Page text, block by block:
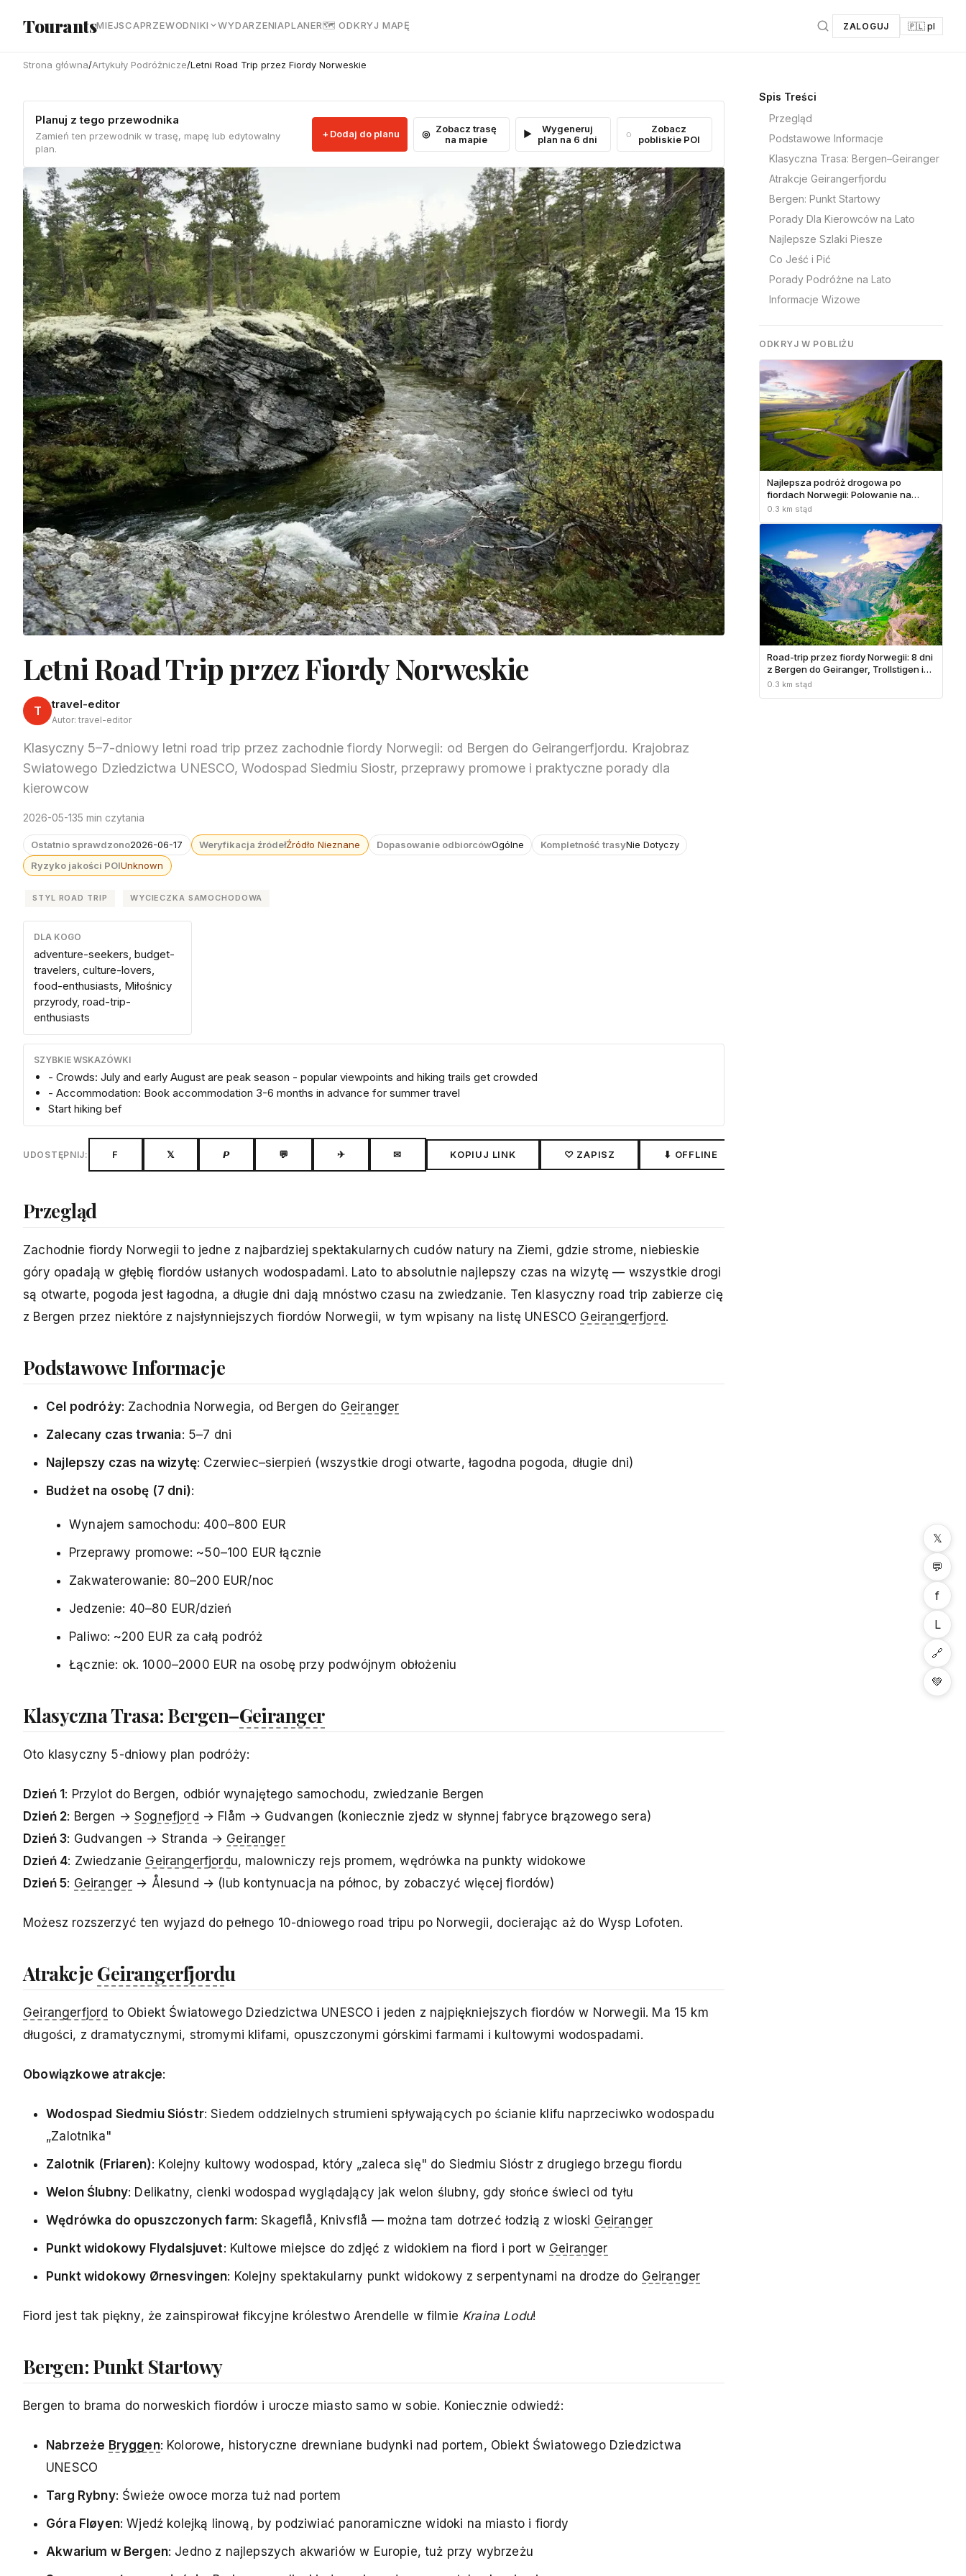
TourantsMIEJSCAPRZEWODNIKI WYDARZENIAPLANER🗺 ODKRYJ MAPĘ ZALOGUJ 🇵🇱 pl
Strona główna/Artykuły Podróżnicze/Letni Road Trip przez Fiordy Norweskie
Planuj z tego przewodnika
Zamień ten przewodnik w trasę, mapę lub edytowalny
plan.
Dodaj do planu
Zobacz trasę
na mapie
Wygeneruj
plan na 6 dni
Zobacz
pobliskie POI
Letni Road Trip przez Fiordy Norweskie
T travel-editor
Autor: travel-editor
Klasyczny 5–7-dniowy letni road trip przez zachodnie fiordy Norwegii: od Bergen do Geirangerfjordu. Krajobraz
Swiatowego Dziedzictwa UNESCO, Wodospad Siedmiu Siostr, przeprawy promowe i praktyczne porady dla
kierowcow
2026-05-135 min czytania
Ostatnio sprawdzono2026-06-17 Weryfikacja źródełŹródło Nieznane Dopasowanie odbiorcówOgólne Kompletność trasyNie Dotyczy
Ryzyko jakości POIUnknown
STYL ROAD TRIP WYCIECZKA SAMOCHODOWA
DLA KOGO
adventure-seekers, budget-
travelers, culture-lovers,
food-enthusiasts, Miłośnicy
przyrody, road-trip-
enthusiasts
SZYBKIE WSKAZÓWKI
- Crowds: July and early August are peak season - popular viewpoints and hiking trails get crowded
- Accommodation: Book accommodation 3-6 months in advance for summer travel
Start hiking bef
UDOSTĘPNIJ: F 𝕏 𝙋 💬 ✈ ✉ KOPIUJ LINK ♡ ZAPISZ ⬇ OFFLINE
Przegląd
Zachodnie fiordy Norwegii to jedne z najbardziej spektakularnych cudów natury na Ziemi, gdzie strome, niebieskie
góry opadają w głębię fiordów usłanych wodospadami. Lato to absolutnie najlepszy czas na wizytę — wszystkie drogi
są otwarte, pogoda jest łagodna, a długie dni dają mnóstwo czasu na zwiedzanie. Ten klasyczny road trip zabierze cię
z Bergen przez niektóre z najsłynniejszych fiordów Norwegii, w tym wpisany na listę UNESCO Geirangerfjord.
Podstawowe Informacje
Cel podróży: Zachodnia Norwegia, od Bergen do Geiranger
Zalecany czas trwania: 5–7 dni
Najlepszy czas na wizytę: Czerwiec–sierpień (wszystkie drogi otwarte, łagodna pogoda, długie dni)
Budżet na osobę (7 dni):
Wynajem samochodu: 400–800 EUR
Przeprawy promowe: ~50–100 EUR łącznie
Zakwaterowanie: 80–200 EUR/noc
Jedzenie: 40–80 EUR/dzień
Paliwo: ~200 EUR za całą podróż
Łącznie: ok. 1000–2000 EUR na osobę przy podwójnym obłożeniu
Klasyczna Trasa: Bergen–Geiranger
Oto klasyczny 5-dniowy plan podróży:
Dzień 1: Przylot do Bergen, odbiór wynajętego samochodu, zwiedzanie Bergen
Dzień 2: Bergen →Sognefjord → Flåm → Gudvangen (koniecznie zjedz w słynnej fabryce brązowego sera)
Dzień 3: Gudvangen → Stranda → Geiranger
Dzień 4: Zwiedzanie Geirangerfjordu, malowniczy rejs promem, wędrówka na punkty widokowe
Dzień 5: Geiranger → Ålesund → (lub kontynuacja na północ, by zobaczyć więcej fiordów)
Możesz rozszerzyć ten wyjazd do pełnego 10-dniowego road tripu po Norwegii, docierając aż do Wysp Lofoten.
Atrakcje Geirangerfjordu
Geirangerfjord to Obiekt Światowego Dziedzictwa UNESCO i jeden z najpiękniejszych fiordów w Norwegii. Ma 15 km
długości, z dramatycznymi, stromymi klifami, opuszczonymi górskimi farmami i kultowymi wodospadami.
Obowiązkowe atrakcje:
Wodospad Siedmiu Sióstr: Siedem oddzielnych strumieni spływających po ścianie klifu naprzeciwko wodospadu
„Zalotnika"
Zalotnik (Friaren): Kolejny kultowy wodospad, który „zaleca się" do Siedmiu Sióstr z drugiego brzegu fiordu
Welon Ślubny: Delikatny, cienki wodospad wyglądający jak welon ślubny, gdy słońce świeci od tyłu
Wędrówka do opuszczonych farm: Skageflå, Knivsflå — można tam dotrzeć łodzią z wioski Geiranger
Punkt widokowy Flydalsjuvet: Kultowe miejsce do zdjęć z widokiem na fiord i port w Geiranger
Punkt widokowy Ørnesvingen: Kolejny spektakularny punkt widokowy z serpentynami na drodze do Geiranger
Fiord jest tak piękny, że zainspirował fikcyjne królestwo Arendelle w filmie Kraina Lodu!
Bergen: Punkt Startowy
Bergen to brama do norweskich fiordów i urocze miasto samo w sobie. Koniecznie odwiedź:
Nabrzeże Bryggen: Kolorowe, historyczne drewniane budynki nad portem, Obiekt Światowego Dziedzictwa
UNESCO
Targ Rybny: Świeże owoce morza tuż nad portem
Góra Fløyen: Wjedź kolejką linową, by podziwiać panoramiczne widoki na miasto i fiordy
Akwarium w Bergen: Jedno z najlepszych akwariów w Europie, tuż przy wybrzeżu
Spis Treści
Przegląd
Podstawowe Informacje
Klasyczna Trasa: Bergen–Geiranger
Atrakcje Geirangerfjordu
Bergen: Punkt Startowy
Porady Dla Kierowców na Lato
Najlepsze Szlaki Piesze
Co Jeść i Pić
Porady Podróżne na Lato
Informacje Wizowe
ODKRYJ W POBLIŻU
Najlepsza podróż drogowa po
fiordach Norwegii: Polowanie na
słońce o północy w maju-czerwcu
0.3 km stąd
Road-trip przez fiordy Norwegii: 8 dni
z Bergen do Geiranger, Trollstigen i
Atlantic Road
0.3 km stąd
𝕏
💬
f
L
🔗
💚